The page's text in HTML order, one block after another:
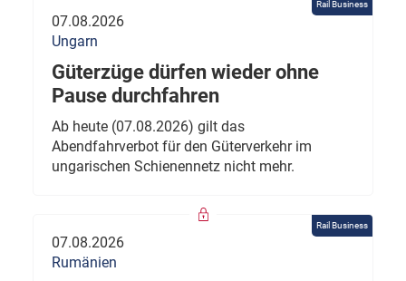
Rail Business
07.08.2026
Ungarn
Güterzüge dürfen wieder ohne
Pause durchfahren
Ab heute (07.08.2026) gilt das
Abendfahrverbot für den Güterverkehr im
ungarischen Schienennetz nicht mehr.
Rail Business
07.08.2026
Rumänien